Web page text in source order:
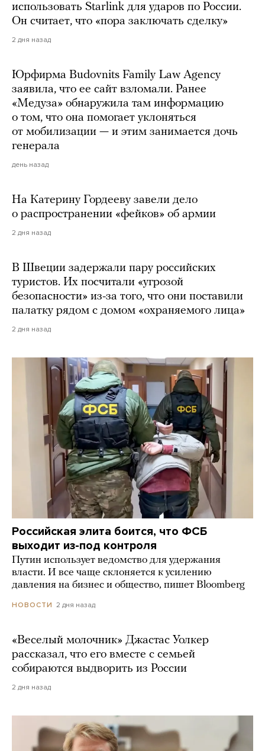
использовать Starlink для ударов по России.
Он считает, что «пора заключать сделку»
2 дня назад
Юрфирма Budovnits Family Law Agency
заявила, что ее сайт взломали. Ранее
«Медуза» обнаружила там информацию
о том, что она помогает уклоняться
от мобилизации — и этим занимается дочь
генерала
день назад
На Катерину Гордееву завели дело
о распространении «фейков» об армии
2 дня назад
В Швеции задержали пару российских
туристов. Их посчитали «угрозой
безопасности» из-за того, что они поставили
палатку рядом с домом «охраняемого лица»
2 дня назад
Российская элита боится, что ФСБ
выходит из-под контроля
Путин использует ведомство для удержания
власти. И все чаще склоняется к усилению
давления на бизнес и общество, пишет Bloomberg
НОВОСТИ 2 дня назад
«Веселый молочник» Джастас Уолкер
рассказал, что его вместе с семьей
собираются выдворить из России
2 дня назад